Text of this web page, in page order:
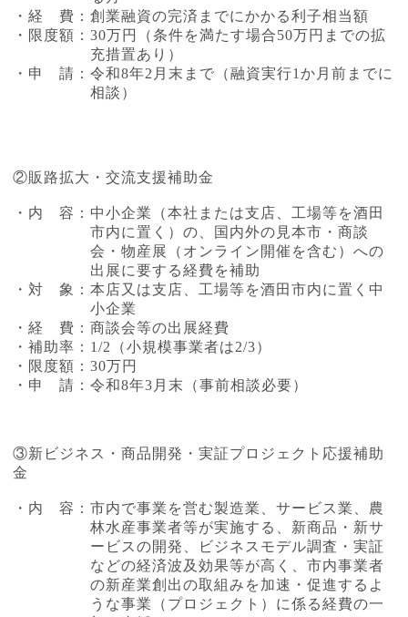
・経 費：創業融資の完済までにかかる利子相当額
・限度額：30万円（条件を満たす場合50万円までの拡
充措置あり）
・申 請：令和8年2月末まで（融資実行1か月前までに
相談）
②販路拡大・交流支援補助金
・内 容：中小企業（本社または支店、工場等を酒田
市内に置く）の、国内外の見本市・商談
会・物産展（オンライン開催を含む）への
出展に要する経費を補助
・対 象：本店又は支店、工場等を酒田市内に置く中
小企業
・経 費：商談会等の出展経費
・補助率：1/2（小規模事業者は2/3）
・限度額：30万円
・申 請：令和8年3月末（事前相談必要）
③新ビジネス・商品開発・実証プロジェクト応援補助
金
・内 容：市内で事業を営む製造業、サービス業、農
林水産事業者等が実施する、新商品・新サ
ービスの開発、ビジネスモデル調査・実証
などの経済波及効果等が高く、市内事業者
の新産業創出の取組みを加速・促進するよ
うな事業（プロジェクト）に係る経費の一